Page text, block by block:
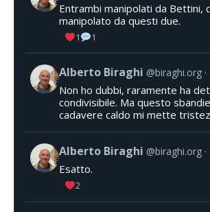
Entrambi manipolati da Bettini,
manipolato da questi due.
1 1
Alberto Biraghi @biraghi.org
Non ho dubbi, raramente ha
condivisibile. Ma questo
cadavere caldo mi mette
Alberto Biraghi @biraghi.org
Esatto.
2